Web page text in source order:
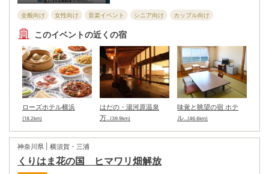
ひ「はじまりの地ヨコスカ」で堪能しよう。
全般向け 女性向け 音楽イベント シニア向け
カップル向け
子ども・ファミリー向け
このイベントの近くの宿
ローズホテル横浜
(18.2km)
はだの・湯河原温泉
万...(39.9km)
味覚と眺望の宿 ホテ
ル...(46.6km)
神奈川県 | 横須賀・三浦
くりはま花の国 ヒマワリ畑解放